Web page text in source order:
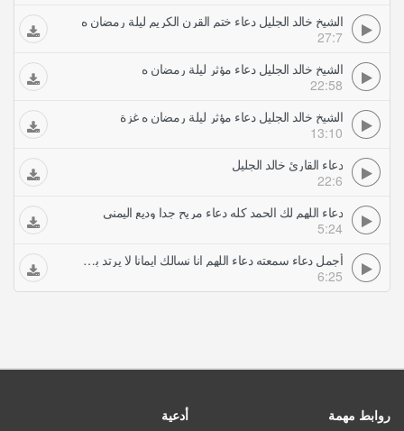
الشيخ خالد الجليل دعاء ختم القرن الكريم ليلة رمضان ه
27:7
الشيخ خالد الجليل دعاء مؤثر ليلة رمضان ه
22:58
الشيخ خالد الجليل دعاء مؤثر ليلة رمضان ه غزة
13:10
دعاء القارئ خالد الجليل
22:6
دعاء اللهم لك الحمد كله دعاء مريح جدا وديع اليمني
5:24
أجمل دعاء سمعته دعاء اللهم انا نسالك ايمانا لا يرتد بصوت سلمان العتيبي
6:25
روابط مهمة
أدعية